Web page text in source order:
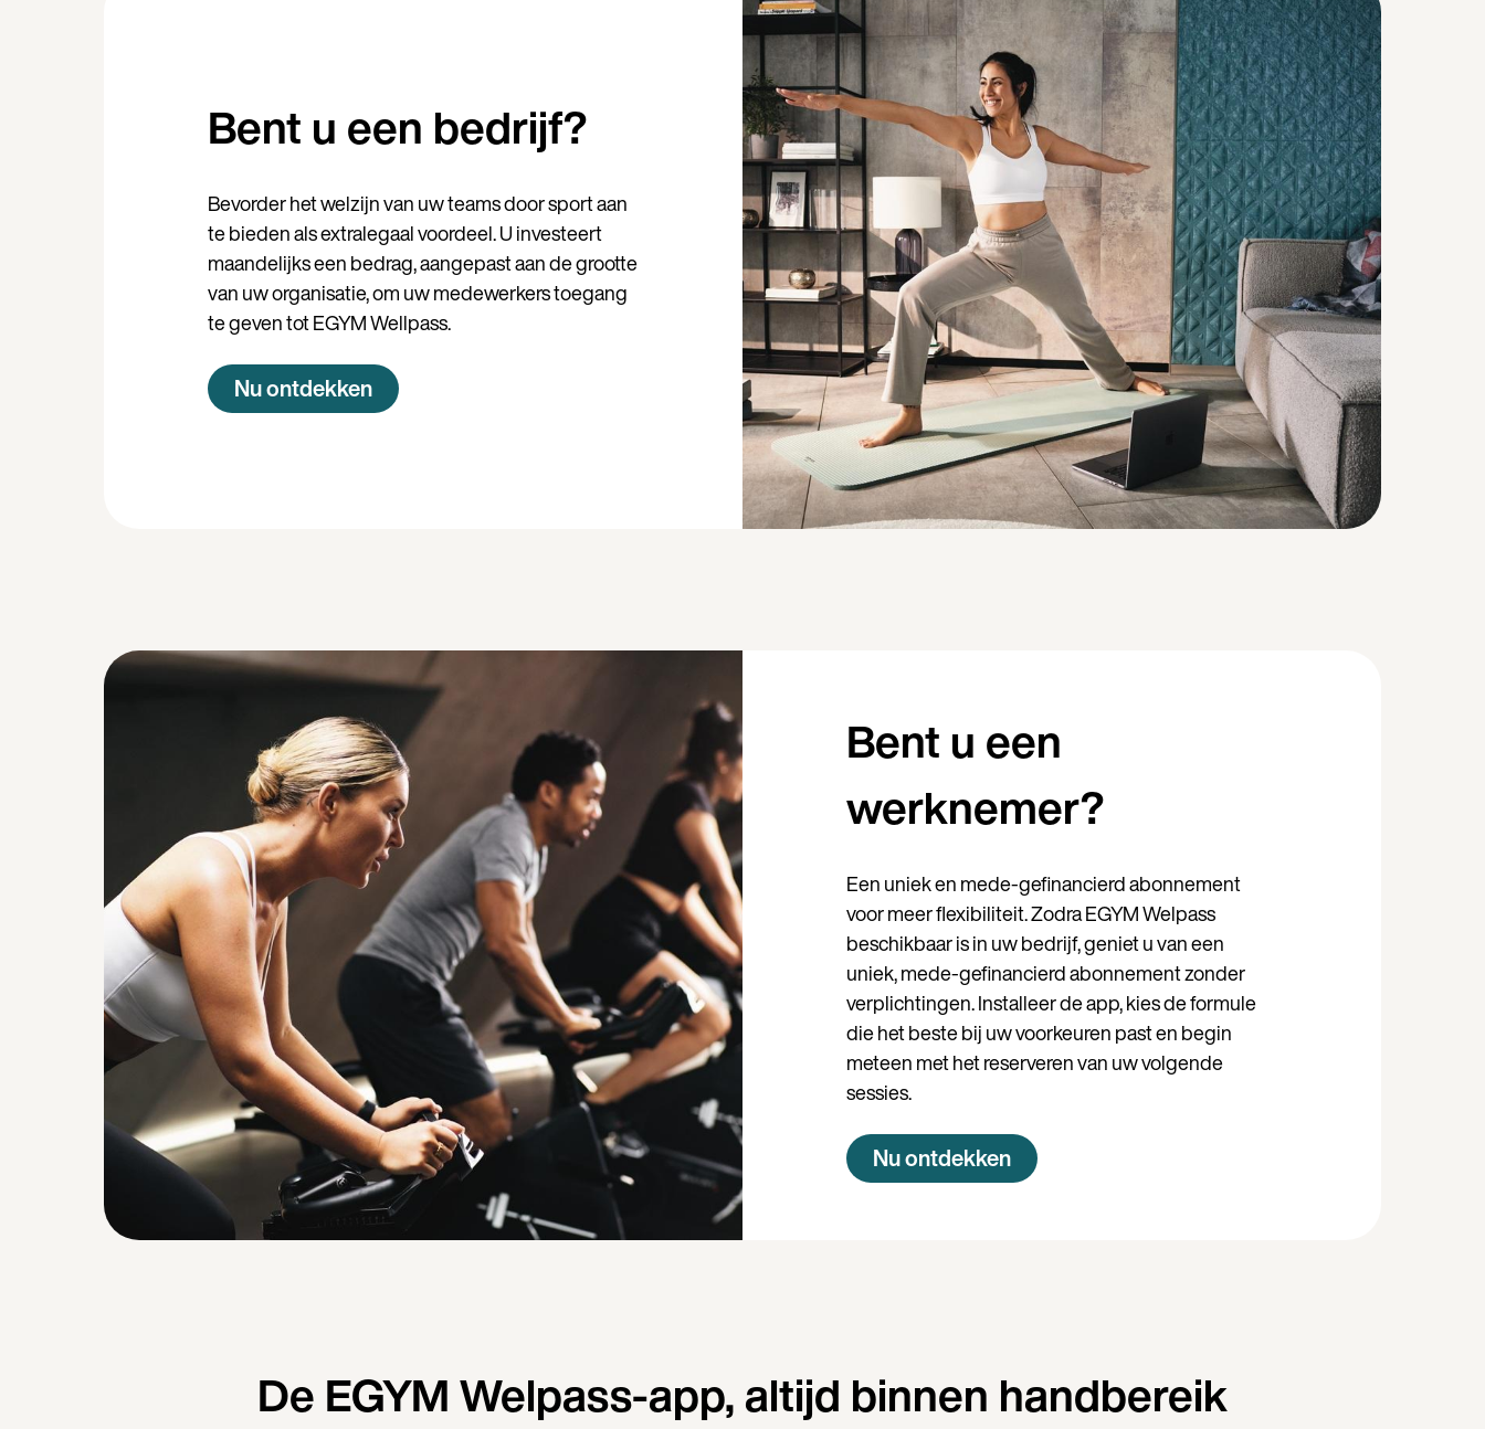
Bent u een bedrijf?
Bevorder het welzijn van uw teams door sport aan
te bieden als extralegaal voordeel. U investeert
maandelijks een bedrag, aangepast aan de grootte
van uw organisatie, om uw medewerkers toegang
te geven tot EGYM Wellpass.
Nu ontdekken
Bent u een
werknemer?
Een uniek en mede-gefinancierd abonnement
voor meer flexibiliteit. Zodra EGYM Welpass
beschikbaar is in uw bedrijf, geniet u van een
uniek, mede-gefinancierd abonnement zonder
verplichtingen. Installeer de app, kies de formule
die het beste bij uw voorkeuren past en begin
meteen met het reserveren van uw volgende
sessies.
Nu ontdekken
De EGYM Welpass-app, altijd binnen handbereik
Land
Taal
Ga verder in het Nederlands (België)